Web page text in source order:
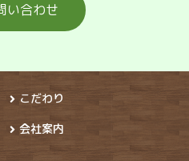
い合わせ
こだわり
会社案内